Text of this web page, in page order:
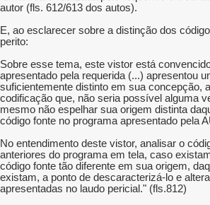
autor (fls. 612/613 dos autos).
E, ao esclarecer sobre a distinção dos
perito:
Sobre esse tema, este vistor está
apresentado pela requerida (...) apresentou
suficientemente distinto em sua concepção,
codificação que, não seria possível alguma
mesmo não espelhar sua origem distinta
código fonte no programa apresentado pela
No entendimento deste vistor, analisar o
anteriores do programa em tela, caso
código fonte tão diferente em sua origem,
existam, a ponto de descaracterizá-lo e
apresentadas no laudo pericial." (fls.812)